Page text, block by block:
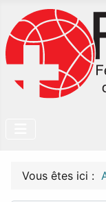
Vous êtes ici :